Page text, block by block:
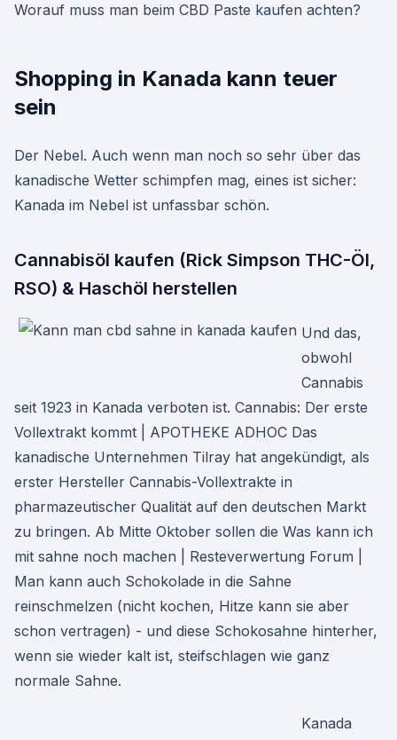
Worauf muss man beim CBD Paste kaufen achten?
Shopping in Kanada kann teuer
sein
Der Nebel. Auch wenn man noch so sehr über das
kanadische Wetter schimpfen mag, eines ist sicher:
Kanada im Nebel ist unfassbar schön.
Cannabisöl kaufen (Rick Simpson THC-Öl,
RSO) & Haschöl herstellen
Und das,
obwohl
Cannabis
seit 1923 in Kanada verboten ist. Cannabis: Der erste
Vollextrakt kommt | APOTHEKE ADHOC Das
kanadische Unternehmen Tilray hat angekündigt, als
erster Hersteller Cannabis-Vollextrakte in
pharmazeutischer Qualität auf den deutschen Markt
zu bringen. Ab Mitte Oktober sollen die Was kann ich
mit sahne noch machen | Resteverwertung Forum |
Man kann auch Schokolade in die Sahne
reinschmelzen (nicht kochen, Hitze kann sie aber
schon vertragen) - und diese Schokosahne hinterher,
wenn sie wieder kalt ist, steifschlagen wie ganz
normale Sahne.
Kanada